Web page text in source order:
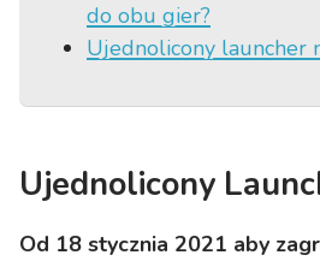
do obu gier?
Ujednolicony launcher
Ujednolicony
Od 18 stycznia 2021 aby